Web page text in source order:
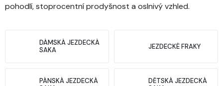
pohodlí, stoprocentní prodyšnost a oslnivý vzhled.
DÁMSKÁ JEZDECKÁ
SAKA
JEZDECKÉ FRAKY
PÁNSKÁ JEZDECKÁ
DĚTSKÁ JEZDECKÁ